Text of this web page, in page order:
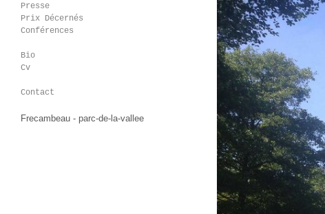
Presse
Prix Décernés
Conférences
Bio
Cv
Contact
Frecambeau - parc-de-la-vallee